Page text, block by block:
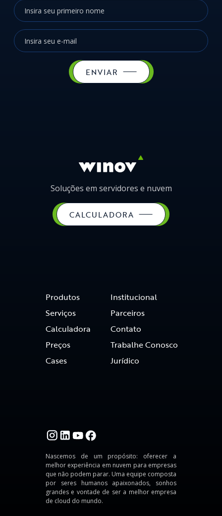
ENVIAR
Soluções em servidores e nuvem
CALCULADORA
Produtos
Serviços
Calculadora
Preços
Cases
Institucional
Parceiros
Contato
Trabalhe Conosco
Jurídico
Nascemos de um propósito: oferecer a
melhor experiência em nuvem para empresas
que não podem parar. Uma equipe composta
por seres humanos apaixonados, sonhos
grandes e vontade de ser a melhor empresa
de cloud do mundo.